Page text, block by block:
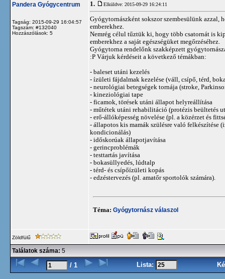
Pandera Gyógycentrum
Tagság: 2015-09-29 16:04:57
Tagszám: #132040
Hozzászólások: 5
1. Elküldve: 2015-09-29 16:24:11
Gyógytornászként sokszor szembesülünk azzal,
emberekhez.
Nemrég célul tűztük ki, hogy több csatornát is
emberekhez a saját egészségüket megőrzéséhez.
Gyógytorna rendelőnk szakképzett
:P Várjuk kérdéseit a következő témákban:
- baleset utáni kezelés
- ízületi fájdalmak kezelése (váll, csípő, térd,
- neurológiai betegségek tornája (stroke,
- kineziológiai tape
- ficamok, törések utáni állapot helyreállítása
- műtétek utáni rehabilitáció (protézis beültetés
- erő-állóképesség növelése (pl. a közérzet és
- állapotos kis mamák szülésre való felkészítése
kondicionálás)
- időskorúak állapotjavítása
- gerincproblémák
- testtartás javítása
- bokasüllyedés, lúdtalp
- térd- és csípőízületi kopás
- edzéstervezés (pl. amatőr sportolók számára).
Téma: Gyógytornász válaszol
Zöldfülű
Találatok száma: 5
/ 1 Lista: